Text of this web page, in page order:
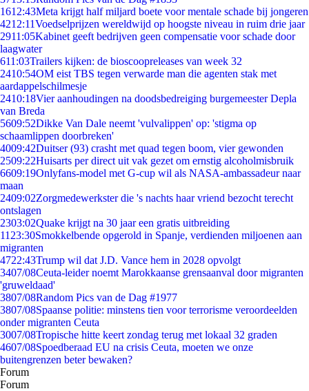
1612:43Meta krijgt half miljard boete voor mentale schade bij jongeren
4212:11Voedselprijzen wereldwijd op hoogste niveau in ruim drie jaar
2911:05Kabinet geeft bedrijven geen compensatie voor schade door
laagwater
611:03Trailers kijken: de bioscoopreleases van week 32
2410:54OM eist TBS tegen verwarde man die agenten stak met
aardappelschilmesje
2410:18Vier aanhoudingen na doodsbedreiging burgemeester Depla
van Breda
5609:52Dikke Van Dale neemt 'vulvalippen' op: 'stigma op
schaamlippen doorbreken'
4009:42Duitser (93) crasht met quad tegen boom, vier gewonden
2509:22Huisarts per direct uit vak gezet om ernstig alcoholmisbruik
6609:19Onlyfans-model met G-cup wil als NASA-ambassadeur naar
maan
2409:02Zorgmedewerkster die 's nachts haar vriend bezocht terecht
ontslagen
2303:02Quake krijgt na 30 jaar een gratis uitbreiding
11 23:30Smokkelbende opgerold in Spanje, verdienden miljoenen aan
migranten
4722:43Trump wil dat J.D. Vance hem in 2028 opvolgt
3407/08Ceuta-leider noemt Marokkaanse grensaanval door migranten
'gruweldaad'
3807/08Random Pics van de Dag #1977
3807/08Spaanse politie: minstens tien voor terrorisme veroordeelden
onder migranten Ceuta
3007/08Tropische hitte keert zondag terug met lokaal 32 graden
4607/08Spoedberaad EU na crisis Ceuta, moeten we onze
buitengrenzen beter bewaken?
Forum
Forum